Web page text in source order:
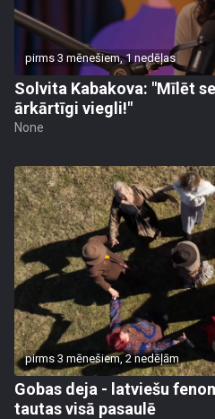
pirms 3 mēnešiem, 1 nedēļas
Solvita Kabakova: "Mīlēt
ārkārtīgi viegli!"
None
pirms 3 mēnešiem, 2 nedēļām
Gobas deja - latviešu
tautas visā pasaulē